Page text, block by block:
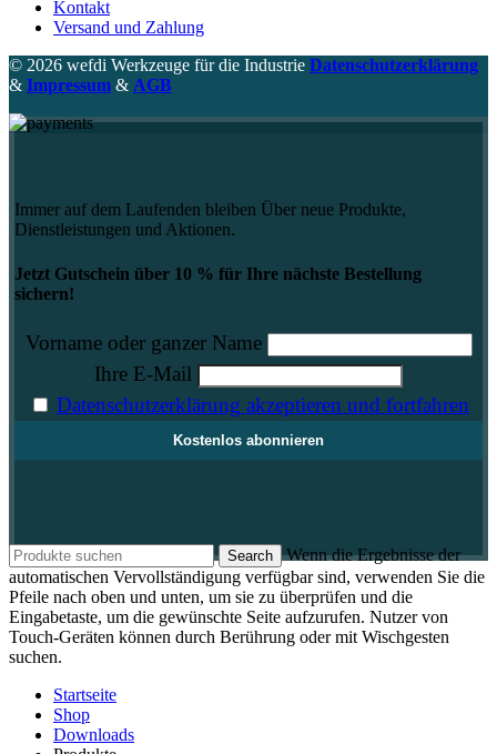
Kontakt
Versand und Zahlung
© 2026 wefdi Werkzeuge für die Industrie Datenschutzerklärung
& Impressum & AGB
Immer auf dem Laufenden bleiben Über neue Produkte,
Dienstleistungen und Aktionen.
Jetzt Gutschein über 10 % für Ihre nächste Bestellung
sichern!
Vorname oder ganzer Name
Ihre E-Mail
Datenschutzerklärung akzeptieren und fortfahren
Search
Wenn die Ergebnisse der
automatischen Vervollständigung verfügbar sind, verwenden Sie die
Pfeile nach oben und unten, um sie zu überprüfen und die
Eingabetaste, um die gewünschte Seite aufzurufen. Nutzer von
Touch-Geräten können durch Berührung oder mit Wischgesten
suchen.
Startseite
Shop
Downloads